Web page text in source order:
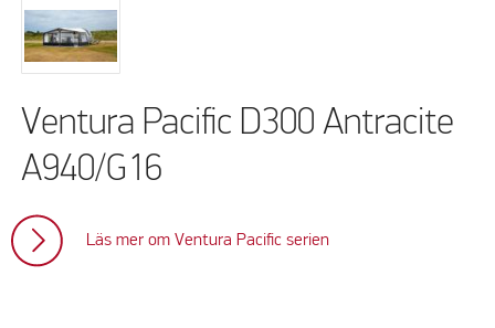
Ventura Pacific D300 Antracite
A940/G16
Läs mer om Ventura Pacific serien